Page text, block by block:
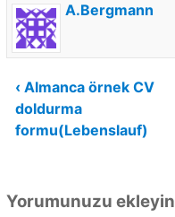
A.Bergmann
Yazı
gezinmesi
‹ Almanca örnek CV
doldurma
formu(Lebenslauf)
Yorumunuzu ekleyin